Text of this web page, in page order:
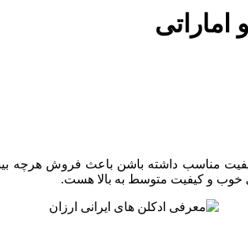
مناسب داشته باشن باعث فروش هرچه
خوب و کیفیت متوسط به بالا هست.